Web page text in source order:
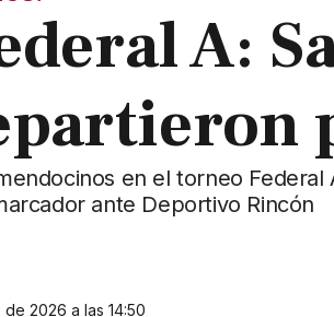
A:
en el torneo Federal
ante Deportivo Rincón
2026 a las 14:50